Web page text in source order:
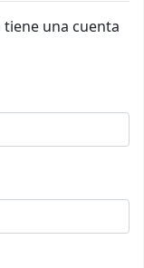
una cuenta